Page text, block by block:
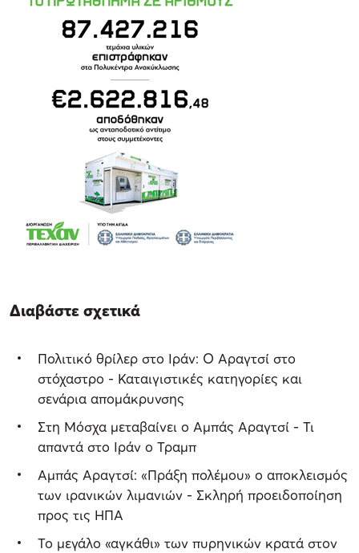
Διαβάστε σχετικά
Πολιτικό θρίλερ στο Ιράν: Ο Αραγτσί στο
στόχαστρο - Καταιγιστικές κατηγορίες και
σενάρια απομάκρυνσης
Στη Μόσχα μεταβαίνει ο Αμπάς Αραγτσί - Τι
απαντά στο Ιράν ο Τραμπ
Αμπάς Αραγτσί: «Πράξη πολέμου» ο αποκλεισμός
των ιρανικών λιμανιών - Σκληρή προειδοποίηση
προς τις ΗΠΑ
Το μεγάλο «αγκάθι» των πυρηνικών κρατά στον